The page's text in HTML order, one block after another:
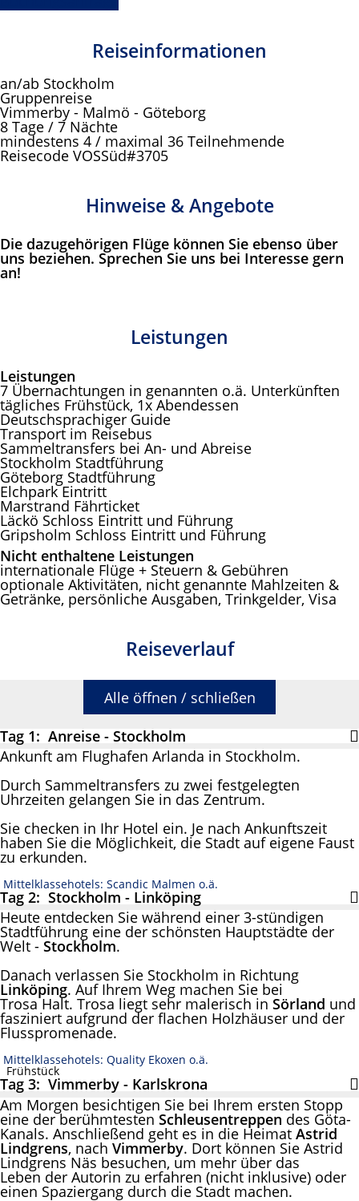
Reiseinformationen
an/ab Stockholm
Gruppenreise
Vimmerby - Malmö - Göteborg
8 Tage / 7 Nächte
mindestens 4 / maximal 36 Teilnehmende
Reisecode VOSSüd#3705
Hinweise & Angebote
Die dazugehörigen Flüge können Sie ebenso über
uns beziehen. Sprechen Sie uns bei Interesse gern
an!
Leistungen
Leistungen
7 Übernachtungen in genannten o.ä. Unterkünften
tägliches Frühstück, 1x Abendessen
Deutschsprachiger Guide
Transport im Reisebus
Sammeltransfers bei An- und Abreise
Stockholm Stadtführung
Göteborg Stadtführung
Elchpark Eintritt
Marstrand Fährticket
Läckö Schloss Eintritt und Führung
Gripsholm Schloss Eintritt und Führung
Nicht enthaltene Leistungen
internationale Flüge + Steuern & Gebühren
optionale Aktivitäten, nicht genannte Mahlzeiten &
Getränke, persönliche Ausgaben, Trinkgelder, Visa
Reiseverlauf
Alle öffnen / schließen
Tag 1: Anreise - Stockholm
Ankunft am Flughafen Arlanda in Stockholm.
Durch Sammeltransfers zu zwei festgelegten
Uhrzeiten gelangen Sie in das Zentrum.
Sie checken in Ihr Hotel ein. Je nach Ankunftszeit
haben Sie die Möglichkeit, die Stadt auf eigene Faust
zu erkunden.
Mittelklassehotels: Scandic Malmen o.ä.
Tag 2: Stockholm - Linköping
Heute entdecken Sie während einer 3-stündigen
Stadtführung eine der schönsten Hauptstädte der
Welt - Stockholm.
Danach verlassen Sie Stockholm in Richtung
Linköping. Auf Ihrem Weg machen Sie bei
Trosa Halt. Trosa liegt sehr malerisch in Sörland und
fasziniert aufgrund der flachen Holzhäuser und der
Flusspromenade.
Mittelklassehotels: Quality Ekoxen o.ä.
Frühstück
Tag 3: Vimmerby - Karlskrona
Am Morgen besichtigen Sie bei Ihrem ersten Stopp
eine der berühmtesten Schleusentreppen des Göta-
Kanals. Anschließend geht es in die Heimat Astrid
Lindgrens, nach Vimmerby. Dort können Sie Astrid
Lindgrens Näs besuchen, um mehr über das
Leben der Autorin zu erfahren (nicht inklusive) oder
einen Spaziergang durch die Stadt machen.